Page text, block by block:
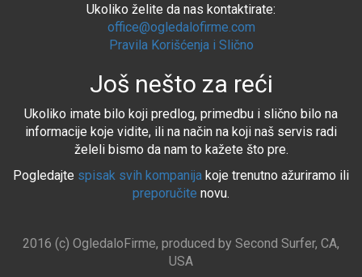
Ukoliko želite da nas kontaktirate:
office@ogledalofirme.com
Pravila Korišćenja i Slično
Još nešto za reći
Ukoliko imate bilo koji predlog, primedbu i slično bilo na
informacije koje vidite, ili na način na koji naš servis radi
želeli bismo da nam to kažete što pre.
Pogledajte spisak svih kompanija koje trenutno ažuriramo ili
preporučite novu.
2016 (c) OgledaloFirme, produced by Second Surfer, CA,
USA